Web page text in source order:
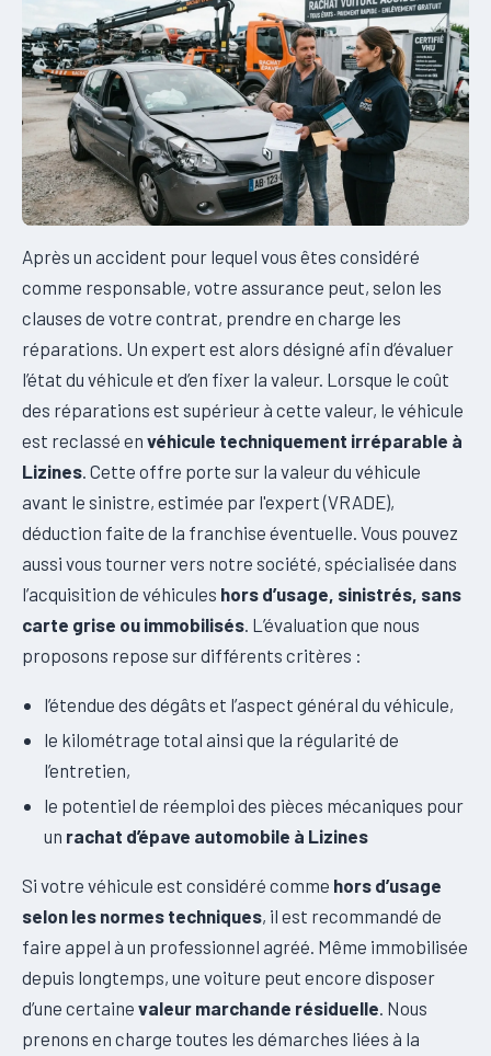
Après un accident pour lequel vous êtes considéré
comme responsable, votre assurance peut, selon les
clauses de votre contrat, prendre en charge les
réparations. Un expert est alors désigné afin d’évaluer
l’état du véhicule et d’en fixer la valeur. Lorsque le coût
des réparations est supérieur à cette valeur, le véhicule
est reclassé en véhicule techniquement irréparable à
Lizines . Cette offre porte sur la valeur du véhicule
avant le sinistre, estimée par l'expert (VRADE),
déduction faite de la franchise éventuelle. Vous pouvez
aussi vous tourner vers notre société, spécialisée dans
l’acquisition de véhicules hors d’usage, sinistrés, sans
carte grise ou immobilisés . L’évaluation que nous
proposons repose sur différents critères :
l’étendue des dégâts et l’aspect général du véhicule,
le kilométrage total ainsi que la régularité de
l’entretien,
le potentiel de réemploi des pièces mécaniques pour
un rachat d’épave automobile à Lizines
Si votre véhicule est considéré comme hors d’usage
selon les normes techniques, il est recommandé de
faire appel à un professionnel agréé. Même immobilisée
depuis longtemps, une voiture peut encore disposer
d’une certaine valeur marchande résiduelle . Nous
prenons en charge toutes les démarches liées à la